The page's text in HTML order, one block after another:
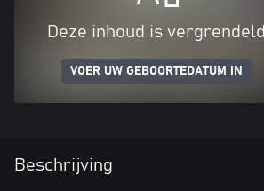
Deze inhoud is vergrendeld
VOER UW GEBOORTEDATUM IN
Beschrijving